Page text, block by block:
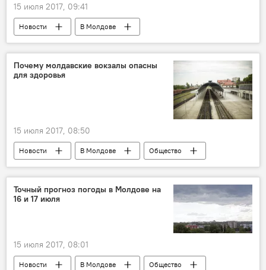
15 июля 2017, 09:41
Новости
В Молдове
Происшествия
Республика Молдова
полиция
Почему молдавские вокзалы опасны
для здоровья
15 июля 2017, 08:50
Новости В Молдове
Общество
Республика Молдова
вокзал
опасность
регламент
Точный прогноз погоды в Молдове на
16 и 17 июля
15 июля 2017, 08:01
Новости В Молдове
Общество